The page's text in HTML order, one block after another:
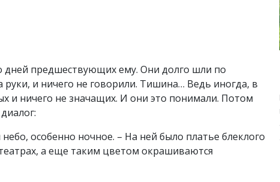
дней предшествующих ему. Они долго шли по
и ничего не говорили. Тишина… Ведь иногда, в
и ничего не значащих. И они это понимали. Потом
особенно ночное. – На ней было платье блеклого
а еще таким цветом окрашиваются